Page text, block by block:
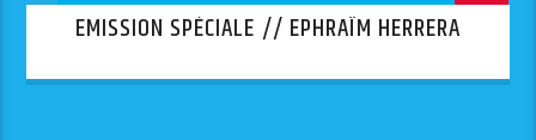
EMISSION SPÉCIALE // EPHRAÏM HERRERA